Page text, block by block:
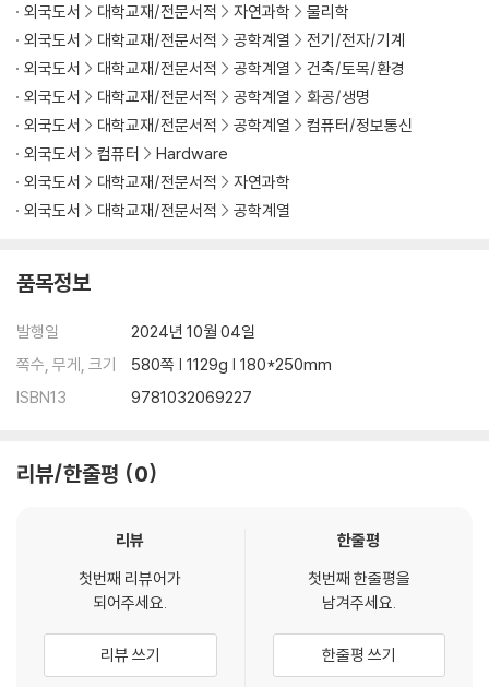
외국도서 대학교재/전문서적 자연과학
물리학
외국도서
대학교재/전문서적 공학계열
전기/전자/기계
외국도서
대학교재/전문서적 공학계열
건축/토목/환경
외국도서
대학교재/전문서적 공학계열
화공/생명
외국도서
대학교재/전문서적 공학계열
컴퓨터/정보통신
외국도서
컴퓨터
Hardware
외국도서
대학교재/전문서적
자연과학
외국도서
대학교재/전문서적 공학계열
품목정보
발행일
2024년 10월 04일
쪽수, 무게, 크기
580쪽 | 1129g | 180*250mm
ISBN13
9781032069227
리뷰/한줄평 0
리뷰
첫번째 리뷰어가
되어주세요.
리뷰 쓰기
한줄평
첫번째 한줄평을
남겨주세요.
한줄평 쓰기